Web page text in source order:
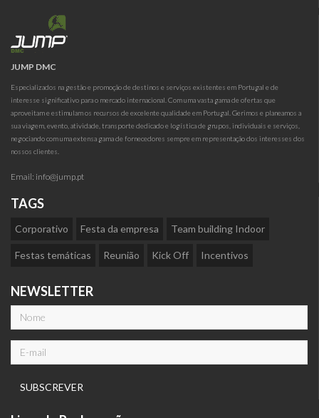
JUMP DMC
Especializados na gestão e promoção de destinos e serviços existentes em Portugal e de
interesse significativo para o mercado internacional. Com uma vasta gama de ofertas que
aproveitam e estimulam os recursos de excelente qualidade em Portugal. Gerimos e planeamos a
sua viagem, evento, atividade, transporte dedicado e logística de grupos, individuais e serviços,
negociando com uma extensa gama de fornecedores sempre em representação dos interesses dos
nossos clientes.
Email: info@jump.pt
TAGS
Corporativo Festa da empresa Team building Indoor
Festas temáticas Reunião Kick Off Incentivos
NEWSLETTER